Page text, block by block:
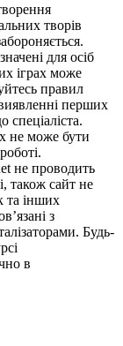
творів
для осіб
іграх може
правил
перших
спеціаліста.
не може бути
не проводить
також сайт не
та інших
з
Будь-
в